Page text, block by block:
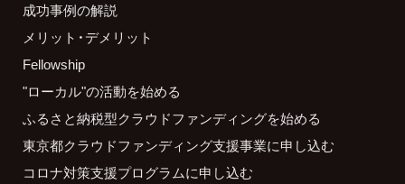
成功事例の解説
メリット・デメリット
Fellowship
"ローカル"の活動を始める
ふるさと納税型クラウドファンディングを始める
東京都クラウドファンディング支援事業に申し込む
コロナ対策支援プログラムに申し込む